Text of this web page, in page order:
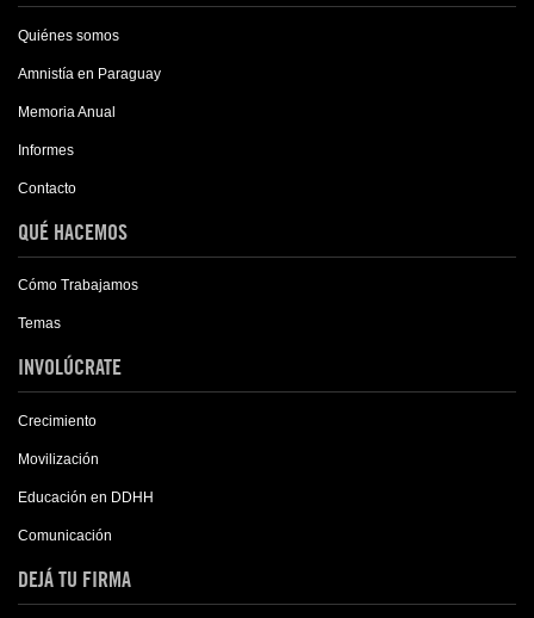
Quiénes somos
Amnistía en Paraguay
Memoria Anual
Informes
Contacto
QUÉ HACEMOS
Cómo Trabajamos
Temas
INVOLÚCRATE
Crecimiento
Movilización
Educación en DDHH
Comunicación
DEJÁ TU FIRMA